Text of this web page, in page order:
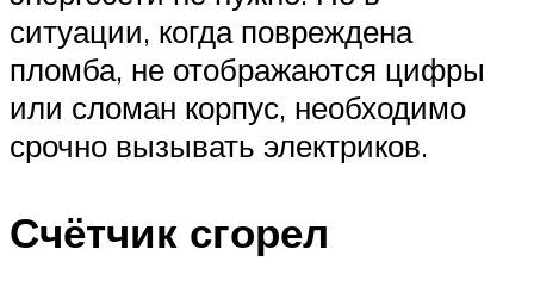
ситуации, когда повреждена
пломба, не отображаются цифры
или сломан корпус, необходимо
срочно вызывать электриков.
Счётчик сгорел